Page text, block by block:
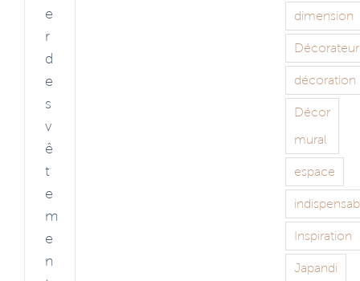
e
r
d
e
s
v
ê
t
e
m
e
n
dimension
décoration
Décor
mural
espace
Inspiration
Japandi